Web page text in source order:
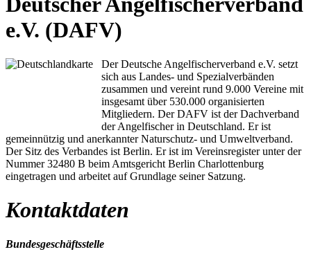
e.V. (DAFV)
Der Deutsche Angelfischerverband e.V. setzt
sich aus Landes- und Spezialverbänden
zusammen und vereint rund 9.000 Vereine mit
insgesamt über 530.000 organisierten
Mitgliedern. Der DAFV ist der Dachverband
der Angelfischer in Deutschland. Er ist
gemeinnützig und anerkannter Naturschutz- und Umweltverband.
Der Sitz des Verbandes ist Berlin. Er ist im Vereinsregister unter der
Nummer 32480 B beim Amtsgericht Berlin Charlottenburg
eingetragen und arbeitet auf Grundlage seiner Satzung.
Kontaktdaten
Bundesgeschäftsstelle